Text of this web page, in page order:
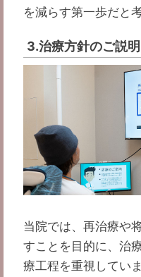
を減らす第一歩だと
3.治療方針のご説
当院では、再治療や
すことを目的に、治
療工程を重視していま